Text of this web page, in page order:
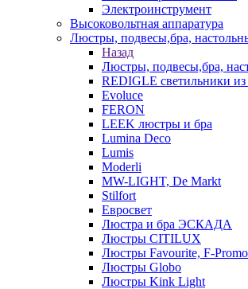
Электроинструмент
Высоковольтная аппаратура
Люстры, подвесы,бра,
Назад
Люстры, подвесы,бра,
REDIGLE светильники
Evoluce
FERON
LEEK люстры и бра
Lumina Deco
Lumis
Moderli
MW-LIGHT, De Markt
Stilfort
Евросвет
Люстра и бра ЭСКАДА
Люстры CITILUX
Люстры Favourite, F-Promo
Люстры Globo
Люстры Kink Light